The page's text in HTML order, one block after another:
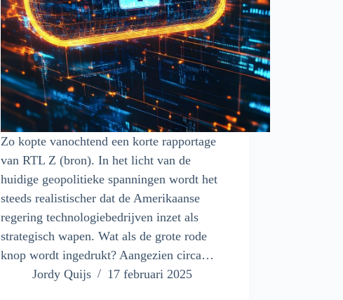
Zo kopte vanochtend een korte rapportage
van RTL Z (bron). In het licht van de
huidige geopolitieke spanningen wordt het
steeds realistischer dat de Amerikaanse
regering technologiebedrijven inzet als
strategisch wapen. Wat als de grote rode
knop wordt ingedrukt? Aangezien circa…
Jordy Quijs
17 februari 2025